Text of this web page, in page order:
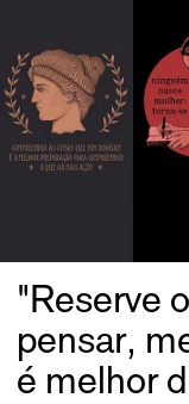
"Reserve
pensar,
é melhor